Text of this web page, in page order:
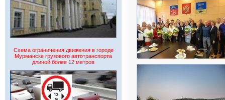
Схема ограничения движения в городе
Мурманске грузового автотранспорта
длиной более 12 метров